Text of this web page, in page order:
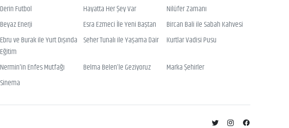
Derin Futbol Hayatta Her Şey Var
Nilüfer Zamanı
Beyaz Enerji Esra Ezmeci İle Yeni Baştan
Bircan Bali ile Sabah Kahvesi
Ebru ve Burak ile Yurt Dışında
Eğitim
Seher Tunalı ile Yaşama Dair Kurtlar Vadisi Pusu
Nermin'in Enfes Mutfağı Belma Belen’le Geziyoruz
Marka Şehirler
Sinema